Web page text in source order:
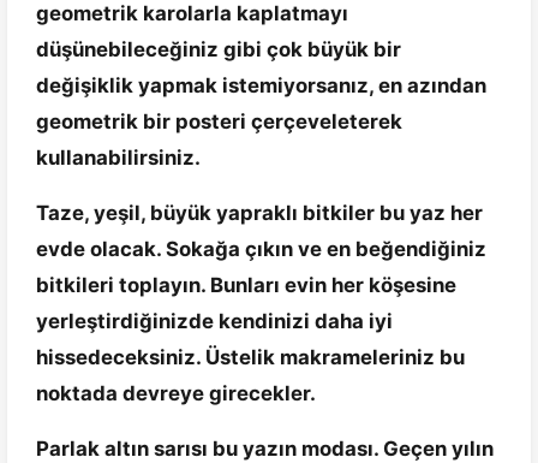
geometrik karolarla kaplatmayı
düşünebileceğiniz gibi çok büyük bir
değişiklik yapmak istemiyorsanız, en azından
geometrik bir posteri çerçeveleterek
kullanabilirsiniz.
Taze, yeşil, büyük yapraklı bitkiler bu yaz her
evde olacak. Sokağa çıkın ve en beğendiğiniz
bitkileri toplayın. Bunları evin her köşesine
yerleştirdiğinizde kendinizi daha iyi
hissedeceksiniz. Üstelik makrameleriniz bu
noktada devreye girecekler.
Parlak altın sarısı bu yazın modası. Geçen yılın